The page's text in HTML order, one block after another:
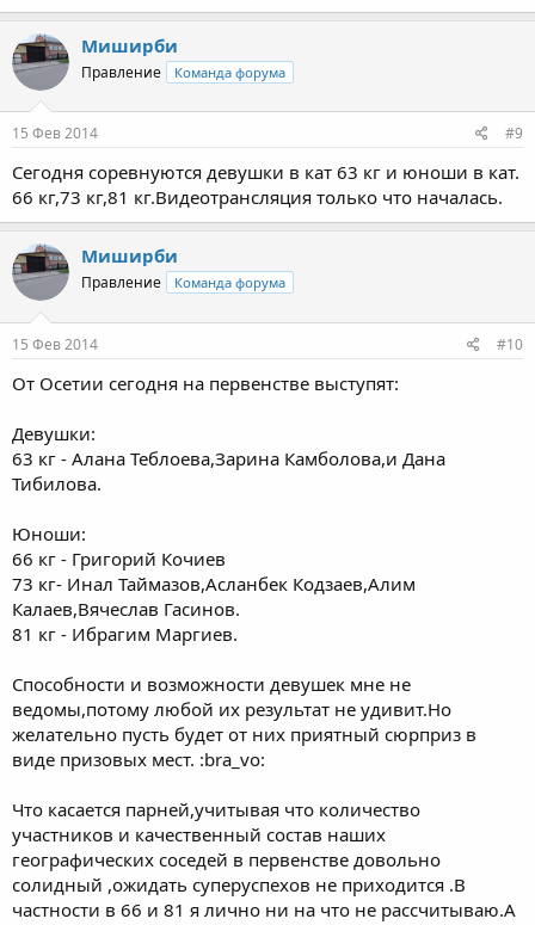
Миширби
Правление Команда форума
15 Фев 2014 #9
Сегодня соревнуются девушки в кат 63 кг и юноши в кат.
66 кг,73 кг,81 кг.Видеотрансляция только что началась.
Миширби
Правление Команда форума
15 Фев 2014 #10
От Осетии сегодня на первенстве выступят:
Девушки:
63 кг - Алана Теблоева,Зарина Камболова,и Дана
Тибилова.
Юноши:
66 кг - Григорий Кочиев
73 кг- Инал Таймазов,Асланбек Кодзаев,Алим
Калаев,Вячеслав Гасинов.
81 кг - Ибрагим Маргиев.
Способности и возможности девушек мне не
ведомы,потому любой их результат не удивит.Но
желательно пусть будет от них приятный сюрприз в
виде призовых мест. :bra_vo:
Что касается парней,учитывая что количество
участников и качественный состав наших
географических соседей в первенстве довольно
солидный ,ожидать суперуспехов не приходится .В
частности в 66 и 81 я лично ни на что не рассчитываю.А